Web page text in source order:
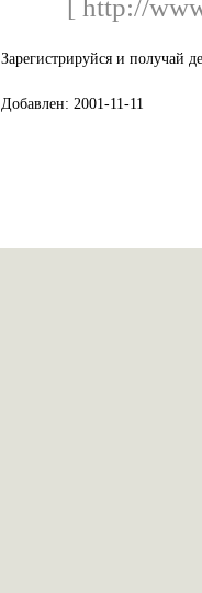
[ http://
Зарегистрируйся и получай
Добавлен: 2001-11-11